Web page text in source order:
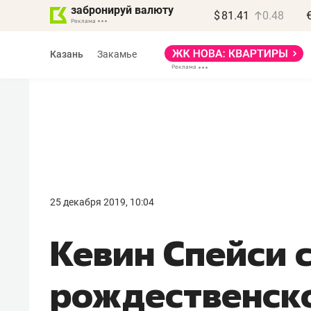
забронируй валюту $ 81.41 0.48
Казань Закамье
25 декабря 2019, 10:04
Кевин Спейси
правил, бизнес может
потерять минимум